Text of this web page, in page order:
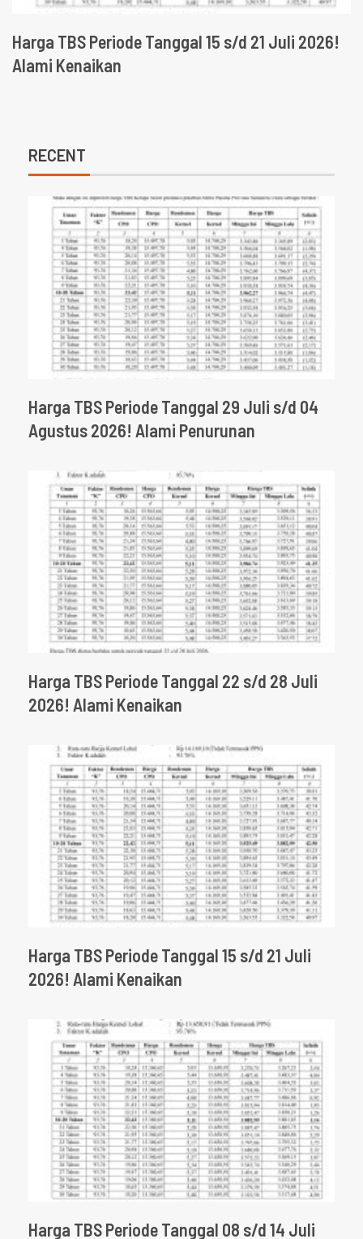
Harga TBS Periode Tanggal 15 s/d 21 Juli 2026!
Alami Kenaikan
RECENT
Harga TBS Periode Tanggal 29 Juli s/d 04
Agustus 2026! Alami Penurunan
Harga TBS Periode Tanggal 22 s/d 28 Juli
2026! Alami Kenaikan
Harga TBS Periode Tanggal 15 s/d 21 Juli
2026! Alami Kenaikan
Harga TBS Periode Tanggal 08 s/d 14 Juli